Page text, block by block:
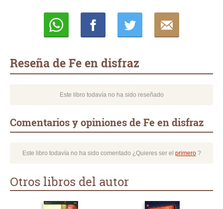
Reseña de Fe en disfraz
Este libro todavía no ha sido reseñado
Comentarios y opiniones de Fe en disfraz
Este libro todavía no ha sido comentado ¿Quieres ser el primero?
Otros libros del autor